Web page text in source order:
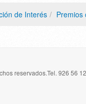
de Interés Premios
reservados.Tel. 926 56